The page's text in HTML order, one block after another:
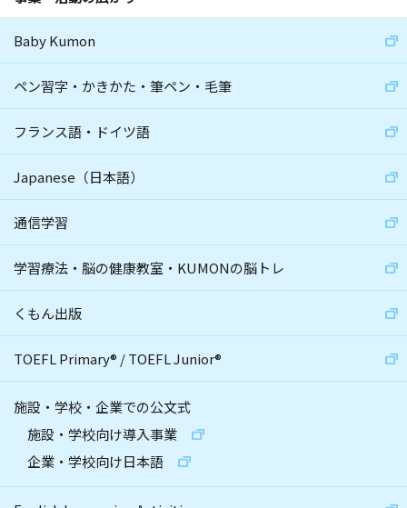
Baby Kumon
ペン習字・かきかた・筆ペン・毛筆
フランス語・ドイツ語
Japanese（日本語）
通信学習
学習療法・脳の健康教室・KUMONの脳トレ
くもん出版
TOEFL Primary® /TOEFL Junior®
施設・学校・企業での公文式
施設・学校向け導入事業
企業・学校向け日本語